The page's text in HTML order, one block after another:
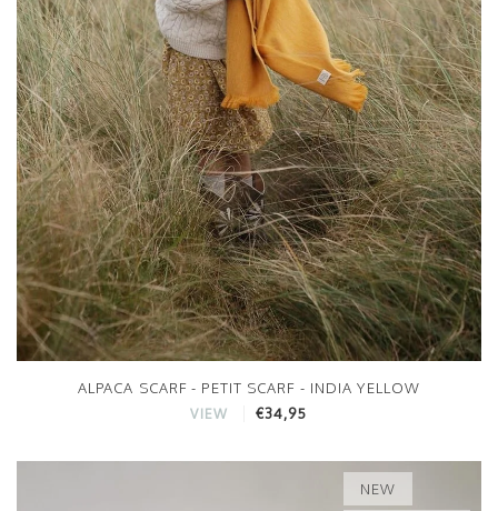
ALPACA SCARF - PETIT SCARF - INDIA YELLOW
VIEW €34,95
NEW